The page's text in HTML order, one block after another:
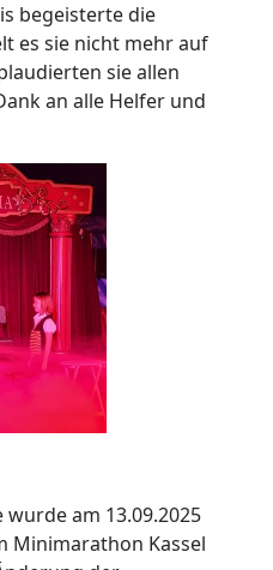
begeisterte die
es sie nicht mehr auf
sie allen
an alle Helfer und
wurde am 13.09.2025
Minimarathon Kassel